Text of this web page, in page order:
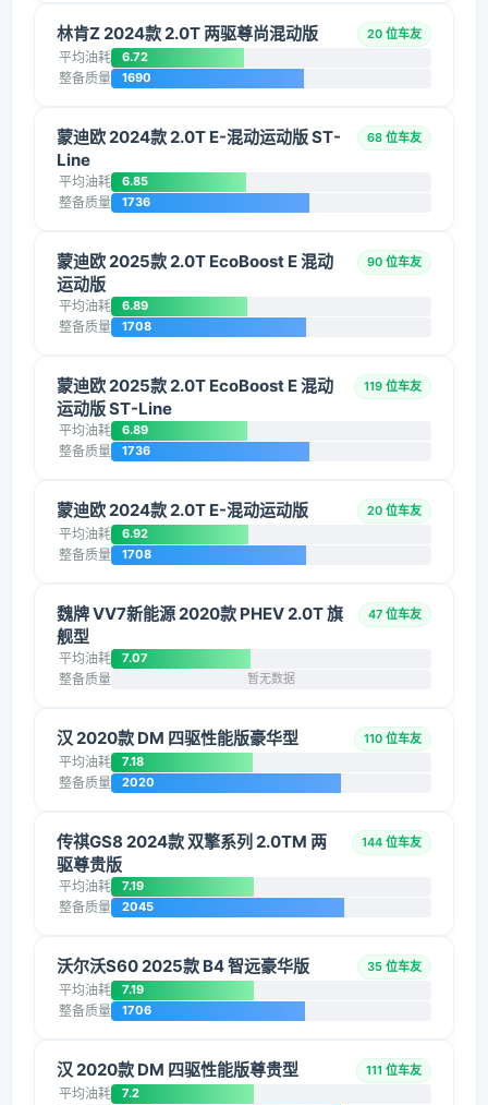
林肯Z 2024款 2.0T 两驱尊尚混动版 20 位车友
平均油耗 6.72
整备质量 1690
蒙迪欧 2024款 2.0T E-混动运动版 ST-
Line
68 位车友
平均油耗 6.85
整备质量 1736
蒙迪欧 2025款 2.0T EcoBoost E 混动
运动版
90 位车友
平均油耗 6.89
整备质量 1708
蒙迪欧 2025款 2.0T EcoBoost E 混动
运动版 ST-Line
119 位车友
平均油耗 6.89
整备质量 1736
蒙迪欧 2024款 2.0T E-混动运动版 20 位车友
平均油耗 6.92
整备质量 1708
魏牌 VV7新能源 2020款 PHEV 2.0T 旗
舰型
47 位车友
平均油耗 7.07
整备质量 暂无数据
汉 2020款 DM 四驱性能版豪华型 110 位车友
平均油耗 7.18
整备质量 2020
传祺GS8 2024款 双擎系列 2.0TM 两
驱尊贵版
144 位车友
平均油耗 7.19
整备质量 2045
沃尔沃S60 2025款 B4 智远豪华版 35 位车友
平均油耗 7.19
整备质量 1706
汉 2020款 DM 四驱性能版尊贵型 111 位车友
平均油耗 7.2